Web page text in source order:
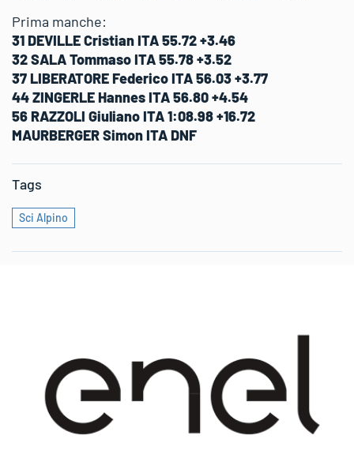
Prima manche:
31 DEVILLE Cristian ITA 55.72 +3.46
32 SALA Tommaso ITA 55.78 +3.52
37 LIBERATORE Federico ITA 56.03 +3.77
44 ZINGERLE Hannes ITA 56.80 +4.54
56 RAZZOLI Giuliano ITA 1:08.98 +16.72
MAURBERGER Simon ITA DNF
Tags
Sci Alpino